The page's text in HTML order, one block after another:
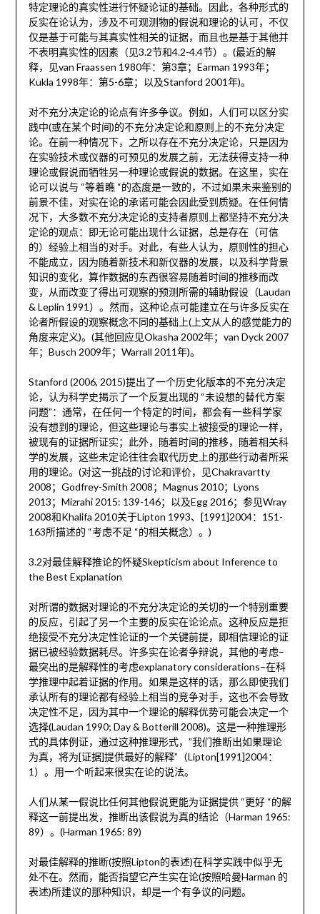
特定理论的真实性进行怀疑论证的基础。因此，各种形式的
反实在论认为，涉及不可观测物的假说和理论的认可，不仅
仅是基于可能与其真实性相关的证据，而且也是基于其他并
不表明真实性的因素（见3.2节和4.2-4.4节）。(最近的解
释，见van Fraassen 1980年：第3章；Earman 1993年；
Kukla 1998年：第5-6章；以及Stanford 2001年)。
对不充分决定论的论点有许多争议。例如，人们可以区分实
践中(或在某个时间)的不充分决定论和原则上的不充分决定
论。在前一种情况下，之所以存在不充分决定论，只是因为
在实验技术或仪器的可预见的发展之前，无法获得支持一种
理论或假说而牺牲另一种理论或假说的数据。在这里，实在
论可以说与 “等着瞧 “的态度是一致的，不过如果未来鉴别的
前景不佳，对实在论的承诺可能会因此受到质疑。在任何情
况下，大多数不充分决定论的支持者原则上都坚持不充分决
定论的观点：即无论可能出现什么证据，总是存在（可信
的）经验上相当的对手。对此，有些人认为，原则性的担心
不能成立，因为随着新技术和新仪器的发展，以及科学背景
知识的变化，算作数据的东西很容易随着时间的推移而改
变，从而改变了得出可观察的预测所需的辅助假设（Laudan
& Leplin 1991）。然而，这种论点可能建立在与许多反实在
论者所假设的观察概念不同的基础上(上文从人的感觉能力的
角度来定义)。(其他回应见Okasha 2002年；van Dyck 2007
年；Busch 2009年；Warrall 2011年)。
Stanford (2006, 2015)提出了一个历史化版本的不充分决定
论，认为科学史揭示了一个反复出现的 “未设想的替代方案
问题”：通常，在任何一个特定的时间，都会有一些科学家
没有想到的理论，但这些理论与事实上被接受的理论一样，
被现有的证据所证实；此外，随着时间的推移，随着相关科
学的发展，这些未定论往往会取代历史上的那些行动者所采
用的理论。(对这一挑战的讨论和评价，见Chakravartty
2008；Godfrey-Smith 2008；Magnus 2010；Lyons
2013；Mizrahi 2015: 139-146；以及Egg 2016；参见Wray
2008和Khalifa 2010关于Lipton 1993、[1991]2004：151-
163所描述的 “考虑不足 “的相关概念）。)
3.2对最佳解释推论的怀疑Skepticism about Inference to
the Best Explanation
对所谓的数据对理论的不充分决定论的关切的一个特别重要
的反应，引起了另一个主要的反实在论论点。这种反应是拒
绝接受不充分决定性论证的一个关键前提，即相信理论的证
据已被经验数据耗尽。许多实在论者争辩说，其他的考虑–
最突出的是解释性的考虑explanatory considerations–在科
学推理中起着证据的作用。如果是这样的话，那么即使我们
承认所有的理论都有经验上相当的竞争对手，这也不会导致
决定性不足，因为其中一个理论的解释优势可能会决定一个
选择(Laudan 1990; Day & Botterill 2008)。这是一种推理形
式的具体例证，通过这种推理形式，”我们推断出如果理论
为真，将为[证据]提供最好的解释”（Lipton[1991]2004：
1）。用一个听起来很实在论的说法。
人们从某一假说比任何其他假说更能为证据提供 “更好 “的解
释这一前提出发，推断出该假说为真的结论（Harman 1965:
89）。(Harman 1965: 89)
对最佳解释的推断(按照Lipton的表述)在科学实践中似乎无
处不在。然而，能否指望它产生实在论(按照哈曼Harman 的
表述)所建议的那种知识，却是一个有争议的问题。